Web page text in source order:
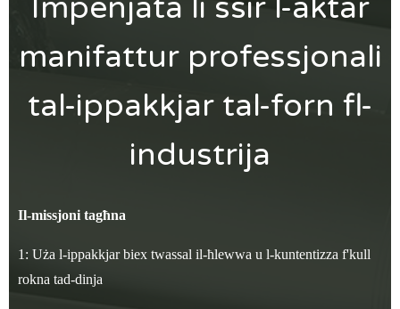
Impenjata li ssir l-aktar
manifattur professjonali
tal-ippakkjar tal-forn fl-
industrija
Il-missjoni tagħna
1: Uża l-ippakkjar biex twassal il-ħlewwa u l-kuntentizza f'kull
rokna tad-dinja